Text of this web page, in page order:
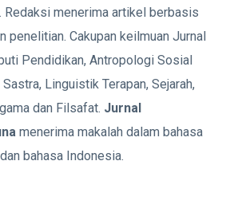
Redaksi menerima artikel berbasis
penelitian. Cakupan keilmuan Jurnal
Pendidikan, Antropologi Sosial
Sastra, Linguistik Terapan, Sejarah,
dan Filsafat. Jurnal
menerima makalah dalam bahasa
bahasa Indonesia.